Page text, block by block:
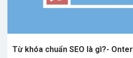
Từ khóa chuẩn SEO là gì?- Onter